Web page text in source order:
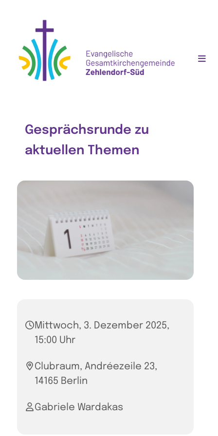
Gesprächsrunde zu
aktuellen Themen
Mittwoch, 3. Dezember 2025,
15:00 Uhr
Clubraum, Andréezeile 23,
14165 Berlin
Gabriele Wardakas